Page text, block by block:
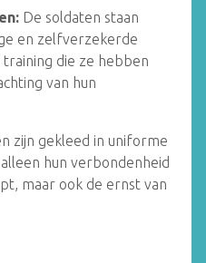
De soldaten staan
en zelfverzekerde
training die ze hebben
van hun
zijn gekleed in uniforme
hun verbondenheid
maar ook de ernst van